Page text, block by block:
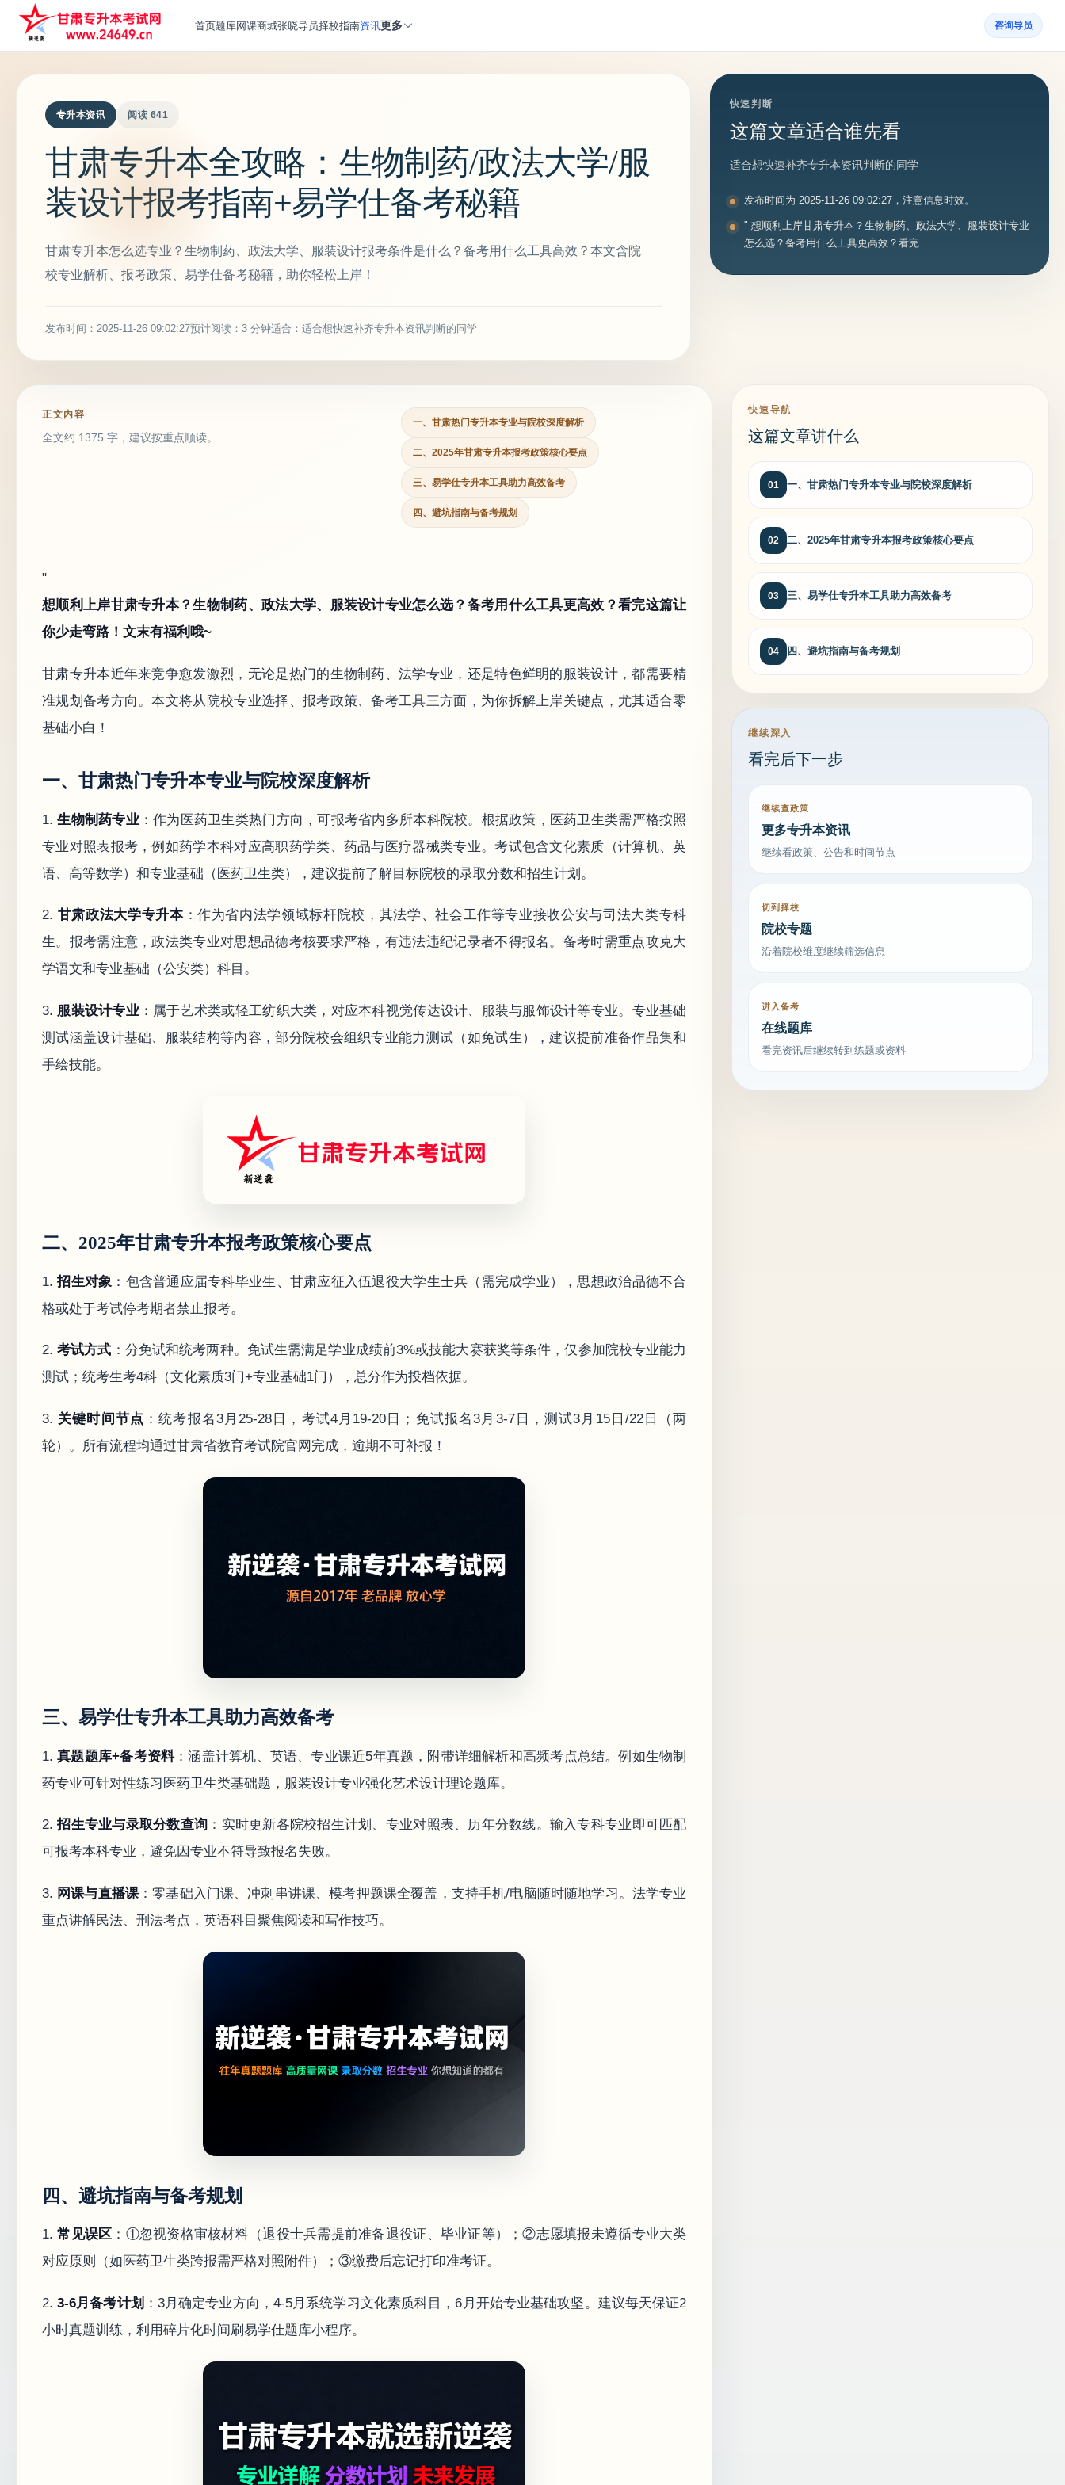
首页题库网课商城张晓导员择校指南资讯更多 咨询导员
专升本资讯 阅读 641
甘肃专升本全攻略：生物制药/政法大学/服
装设计报考指南+易学仕备考秘籍
甘肃专升本怎么选专业？生物制药、政法大学、服装设计报考条件是什么？备考用什么工具高效？本文含院
校专业解析、报考政策、易学仕备考秘籍，助你轻松上岸！
发布时间：2025-11-26 09:02:27预计阅读：3 分钟适合：适合想快速补齐专升本资讯判断的同学
快速判断
这篇文章适合谁先看
适合想快速补齐专升本资讯判断的同学
发布时间为 2025-11-26 09:02:27，注意信息时效。
" 想顺利上岸甘肃专升本？生物制药、政法大学、服装设计专业
怎么选？备考用什么工具更高效？看完...
正文内容
全文约 1375 字，建议按重点顺读。
一、甘肃热门专升本专业与院校深度解析
二、2025年甘肃专升本报考政策核心要点
三、易学仕专升本工具助力高效备考
四、避坑指南与备考规划
"
想顺利上岸甘肃专升本？生物制药、政法大学、服装设计专业怎么选？备考用什么工具更高效？看完这篇让
你少走弯路！文末有福利哦~
甘肃专升本近年来竞争愈发激烈，无论是热门的生物制药、法学专业，还是特色鲜明的服装设计，都需要精
准规划备考方向。本文将从院校专业选择、报考政策、备考工具三方面，为你拆解上岸关键点，尤其适合零
基础小白！
一、甘肃热门专升本专业与院校深度解析
1.生物制药专业：作为医药卫生类热门方向，可报考省内多所本科院校。根据政策，医药卫生类需严格按照
专业对照表报考，例如药学本科对应高职药学类、药品与医疗器械类专业。考试包含文化素质（计算机、英
语、高等数学）和专业基础（医药卫生类），建议提前了解目标院校的录取分数和招生计划。
2. 甘肃政法大学专升本：作为省内法学领域标杆院校，其法学、社会工作等专业接收公安与司法大类专科
生。报考需注意，政法类专业对思想品德考核要求严格，有违法违纪记录者不得报名。备考时需重点攻克大
学语文和专业基础（公安类）科目。
3. 服装设计专业：属于艺术类或轻工纺织大类，对应本科视觉传达设计、服装与服饰设计等专业。专业基础
测试涵盖设计基础、服装结构等内容，部分院校会组织专业能力测试（如免试生），建议提前准备作品集和
手绘技能。
二、2025年甘肃专升本报考政策核心要点
1.招生对象 ：包含普通应届专科毕业生、甘肃应征入伍退役大学生士兵（需完成学业），思想政治品德不合
格或处于考试停考期者禁止报考。
2.考试方式 ：分免试和统考两种。免试生需满足学业成绩前3%或技能大赛获奖等条件，仅参加院校专业能力
测试；统考生考4科（文化素质3门+专业基础1门），总分作为投档依据。
3. 关键时间节点 ：统考报名3月25-28日，考试4月19-20日；免试报名3月3-7日，测试3月15日/22日（两
轮）。所有流程均通过甘肃省教育考试院官网完成，逾期不可补报！
三、易学仕专升本工具助力高效备考
1.真题题库+备考资料：涵盖计算机、英语、专业课近5年真题，附带详细解析和高频考点总结。例如生物制
药专业可针对性练习医药卫生类基础题，服装设计专业强化艺术设计理论题库。
2.招生专业与录取分数查询 ：实时更新各院校招生计划、专业对照表、历年分数线。输入专科专业即可匹配
可报考本科专业，避免因专业不符导致报名失败。
3. 网课与直播课：零基础入门课、冲刺串讲课、模考押题课全覆盖，支持手机/电脑随时随地学习。法学专业
重点讲解民法、刑法考点，英语科目聚焦阅读和写作技巧。
四、避坑指南与备考规划
1.常见误区 ：①忽视资格审核材料（退役士兵需提前准备退役证、毕业证等）；②志愿填报未遵循专业大类
对应原则（如医药卫生类跨报需严格对照附件）；③缴费后忘记打印准考证。
2.3-6月备考计划 ：3月确定专业方向，4-5月系统学习文化素质科目，6月开始专业基础攻坚。建议每天保证2
小时真题训练，利用碎片化时间刷易学仕题库小程序。
快速导航
这篇文章讲什么
01 一、甘肃热门专升本专业与院校深度解析
02 二、2025年甘肃专升本报考政策核心要点
03 三、易学仕专升本工具助力高效备考
04 四、避坑指南与备考规划
继续深入
看完后下一步
继续查政策
更多专升本资讯
继续看政策、公告和时间节点
切到择校
院校专题
沿着院校维度继续筛选信息
进入备考
在线题库
看完资讯后继续转到练题或资料